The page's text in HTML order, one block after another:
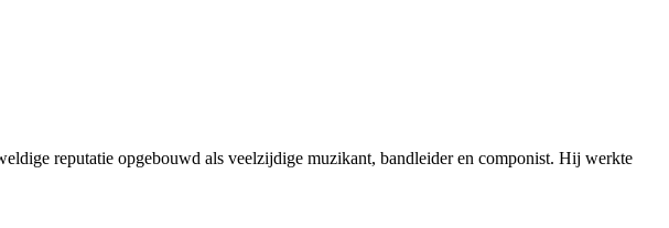
reputatie opgebouwd als veelzijdige muzikant, bandleider en componist. Hij werkte